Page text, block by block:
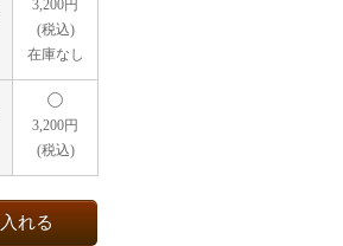
3,200円
(税込)
在庫なし
3,200円
(税込)